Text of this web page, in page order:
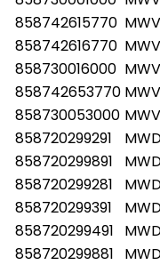
858742615770
858742616770
858730016000
858742653770
858730053000
858720299291
858720299891
858720299281
858720299391
858720299491
858720299881